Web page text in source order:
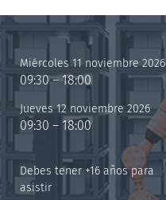
Miércoles 11 noviembre 2026
09:30 – 18:00
Jueves 12 noviembre 2026
09:30 – 18:00
Debes tener +16 años para
asistir